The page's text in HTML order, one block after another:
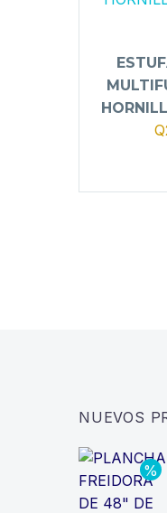
Q
NUEVOS